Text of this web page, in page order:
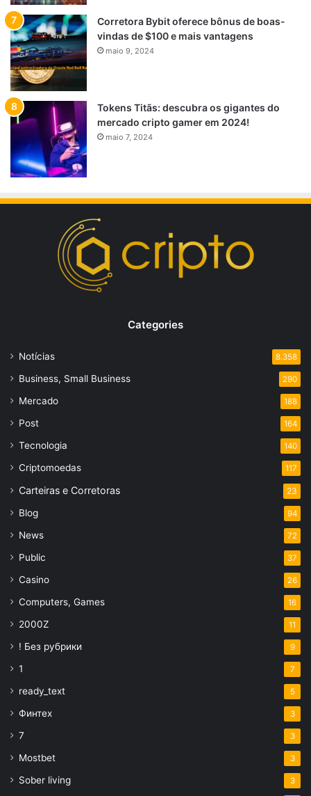
Corretora Bybit oferece bônus de boas-
vindas de $100 e mais vantagens
maio 9, 2024
Tokens Titãs: descubra os gigantes do
mercado cripto gamer em 2024!
maio 7, 2024
Categories
Notícias 8.358
Business, Small Business 290
Mercado 188
Post 164
Tecnologia 140
Criptomoedas 117
Carteiras e Corretoras 23
Blog 94
News 72
Public 37
Casino 26
Computers, Games 16
2000Z 11
! Без рубрики 9
1 7
ready_text 5
Финтех 3
7 3
Mostbet 3
Sober living 3